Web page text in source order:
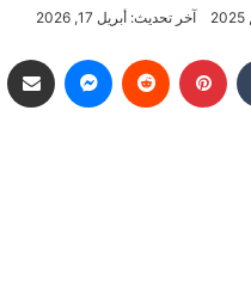
آخر تحديث: أبريل 17, 2026
بينتيريست ماسنجر